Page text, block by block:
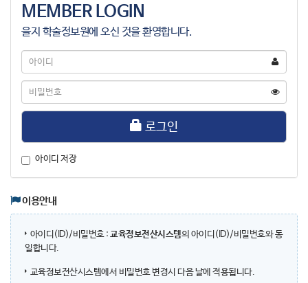
MEMBER LOGIN
을지 학술정보원에 오신 것을 환영합니다.
아
디
비
번
로그인
아이디 저장
이용안내
아이디(ID)/비밀번호 : 교육정보전산시스템의 아이디(ID)/비밀번호와 동
일합니다.
교육정보전산시스템에서 비밀번호 변경시 다음 날에 적용됩니다.